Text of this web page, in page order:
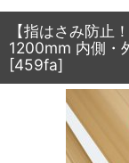
【指はさみ防止
1200mm 内側・
[459fa]